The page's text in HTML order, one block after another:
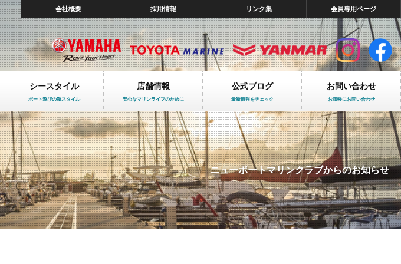
会社概要 採用情報 リンク集 会員専用ページ
シースタイル
ボート遊びの新スタイル
店舗情報
安心なマリンライフのために
公式ブログ
最新情報をチェック
お問い合わせ
お気軽にお問い合わせ
ニューポートマリンクラブからのお知らせ